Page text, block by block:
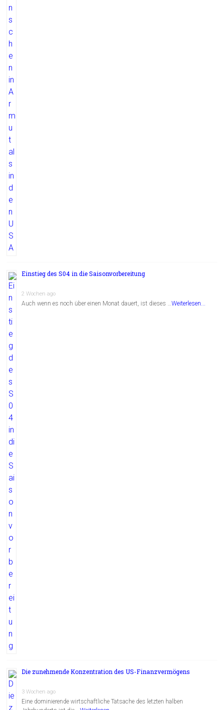
Einstieg des S04 in die Saisonvorbereitung
2 Wochen ago
Auch wenn es noch über einen Monat dauert, ist dieses …Weiterlesen...
Die zunehmende Konzentration des US-Finanzvermögens
3 Wochen ago
Eine dominierende wirtschaftliche Tatsache des letzten halben